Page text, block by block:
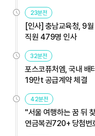
23분전
[인사] 충남교육청, 9
직원 479명 인사
32분전
포스코퓨처엠, 국내 배
19만t 공급계약 체결
42분전
"서울 여행하는 꿈 뒤
연금복권720+ 당첨번